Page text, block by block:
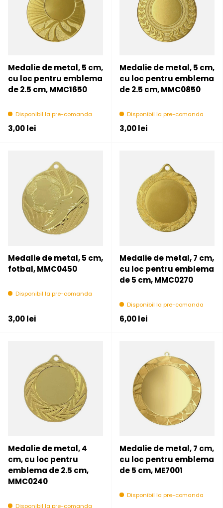
Medalie de metal, 5 cm,
cu loc pentru emblema
de 2.5 cm, MMC1650
Disponibil la pre-comanda
Pret initial
3,00 lei
Medalie de metal, 5 cm,
cu loc pentru emblema
de 2.5 cm, MMC0850
Disponibil la pre-comanda
Pret initial
3,00 lei
Medalie de metal, 5 cm,
fotbal, MMC0450
Disponibil la pre-comanda
Pret initial
3,00 lei
Medalie de metal, 7 cm,
cu loc pentru emblema
de 5 cm, MMC0270
Disponibil la pre-comanda
Pret initial
6,00 lei
Medalie de metal, 4
cm, cu loc pentru
emblema de 2.5 cm,
MMC0240
Disponibil la pre-comanda
Medalie de metal, 7 cm,
cu loc pentru emblema
de 5 cm, ME7001
Disponibil la pre-comanda